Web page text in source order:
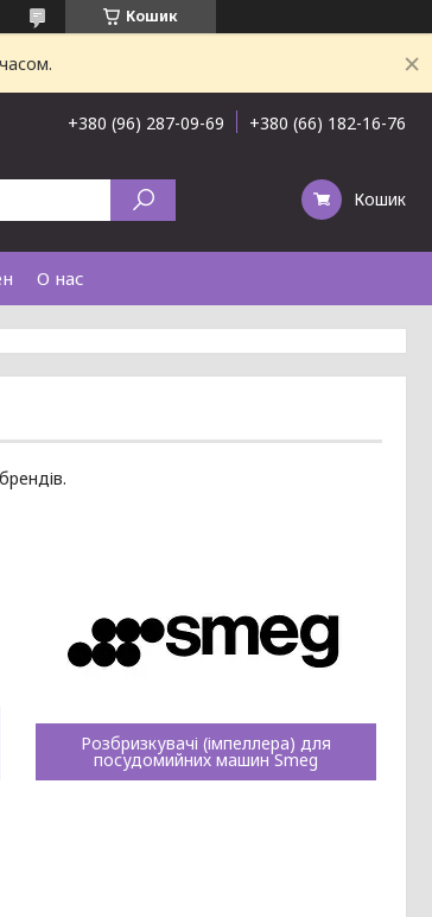
Кошик
+380 (96) 287-09-69 +380 (66) 182-16-76
Кошик
О нас
Розбризкувачі (імпеллера) для
посудомийних машин Smeg